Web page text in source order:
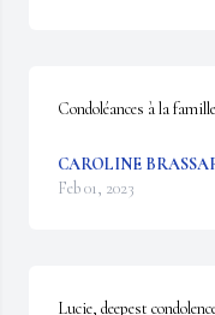
Condoléances à la
CAROLINE
Feb 01, 2023
Lucie, deepest